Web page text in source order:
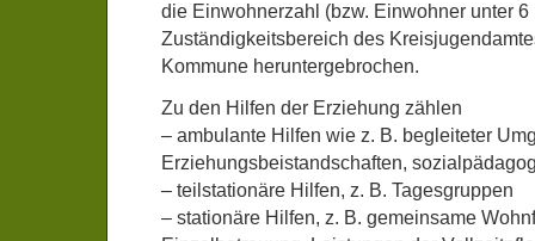
die Einwohnerzahl (bzw. Einwohner unter
Zuständigkeitsbereich des
Kommune heruntergebrochen.
Zu den Hilfen der Erziehung zählen
– ambulante Hilfen wie z. B. begleiteter
Erziehungsbeistandschaften,
– teilstationäre Hilfen, z. B. Tagesgruppen
– stationäre Hilfen, z. B. gemeinsame